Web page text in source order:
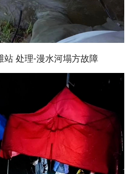
站 处理-漫水河塌方故障